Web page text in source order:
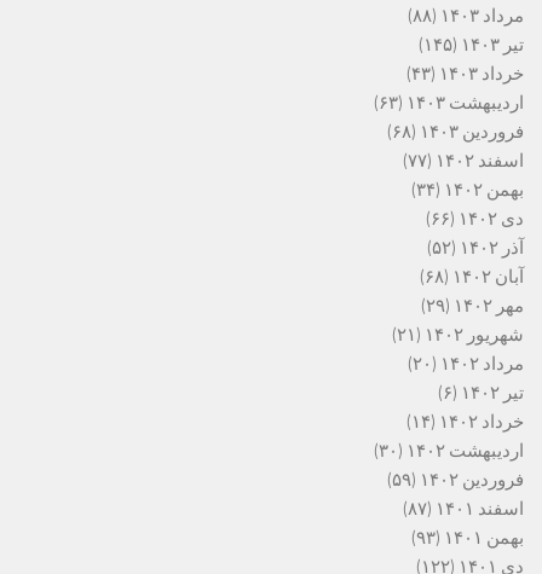
مرداد ۱۴۰۳
(۸۸)
تیر ۱۴۰۳
(۱۴۵)
خرداد ۱۴۰۳
(۴۳)
اردیبهشت ۱۴۰۳
(۶۳)
فروردین ۱۴۰۳
(۶۸)
اسفند ۱۴۰۲
(۷۷)
بهمن ۱۴۰۲
(۳۴)
دی ۱۴۰۲
(۶۶)
آذر ۱۴۰۲
(۵۲)
آبان ۱۴۰۲
(۶۸)
مهر ۱۴۰۲
(۲۹)
شهریور ۱۴۰۲
(۲۱)
مرداد ۱۴۰۲
(۲۰)
تیر ۱۴۰۲
(۶)
خرداد ۱۴۰۲
(۱۴)
اردیبهشت ۱۴۰۲
(۳۰)
فروردین ۱۴۰۲
(۵۹)
اسفند ۱۴۰۱
(۸۷)
بهمن ۱۴۰۱
(۹۳)
دی ۱۴۰۱
(۱۲۲)